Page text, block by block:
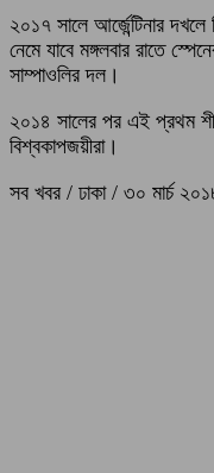
২০১৭ সালে আর্জেন্টিনার
নেমে যাবে মঙ্গলবার রাতে
সাম্পাওলির দল।
২০১৪ সালের পর এই প্রথম
বিশ্বকাপজয়ীরা।
সব খবর / ঢাকা / ৩০ মার্চ